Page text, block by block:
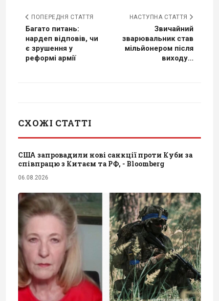
ПОПЕРЕДНЯ СТАТТЯ
Багато питань:
нардеп відповів, чи
є зрушення у
реформі армії
НАСТУПНА СТАТТЯ
Звичайний
зварювальник став
мільйонером після
виходу...
СХОЖІ СТАТТІ
США запровадили нові санкції проти Куби за
співпрацю з Китаєм та РФ, - Bloomberg
06.08.2026